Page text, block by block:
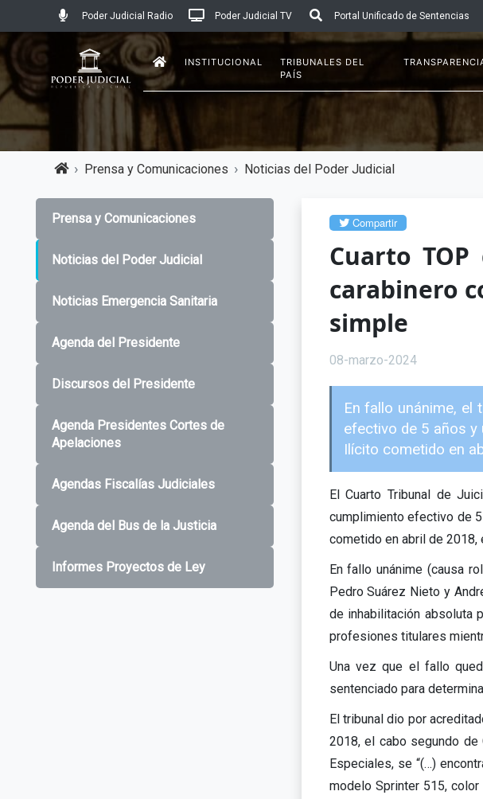
Poder Judicial Radio Poder Judicial TV Portal Unificado de Sentencias
INSTITUCIONAL
TRIBUNALES DEL
PAÍS
Prensa y Comunicaciones Noticias del Poder Judicial
Prensa y Comunicaciones
Noticias del Poder Judicial
Noticias Emergencia Sanitaria
Agenda del Presidente
Discursos del Presidente
Agenda Presidentes Cortes de
Apelaciones
Agendas Fiscalías Judiciales
Agenda del Bus de la Justicia
Informes Proyectos de Ley
Compartir
Cuarto
carabinero
simple
08-marzo-2024
En fallo unánime, el
efectivo de 5 años y
Ilícito cometido en
El Cuarto Tribunal de
cumplimiento efectivo de
cometido en abril de 2018,
En fallo unánime (causa
Pedro Suárez Nieto y
de inhabilitación absoluta
profesiones titulares
Una vez que el fallo
sentenciado para
El tribunal dio por
2018, el cabo segundo
Especiales, se “(…)
modelo Sprinter 515,